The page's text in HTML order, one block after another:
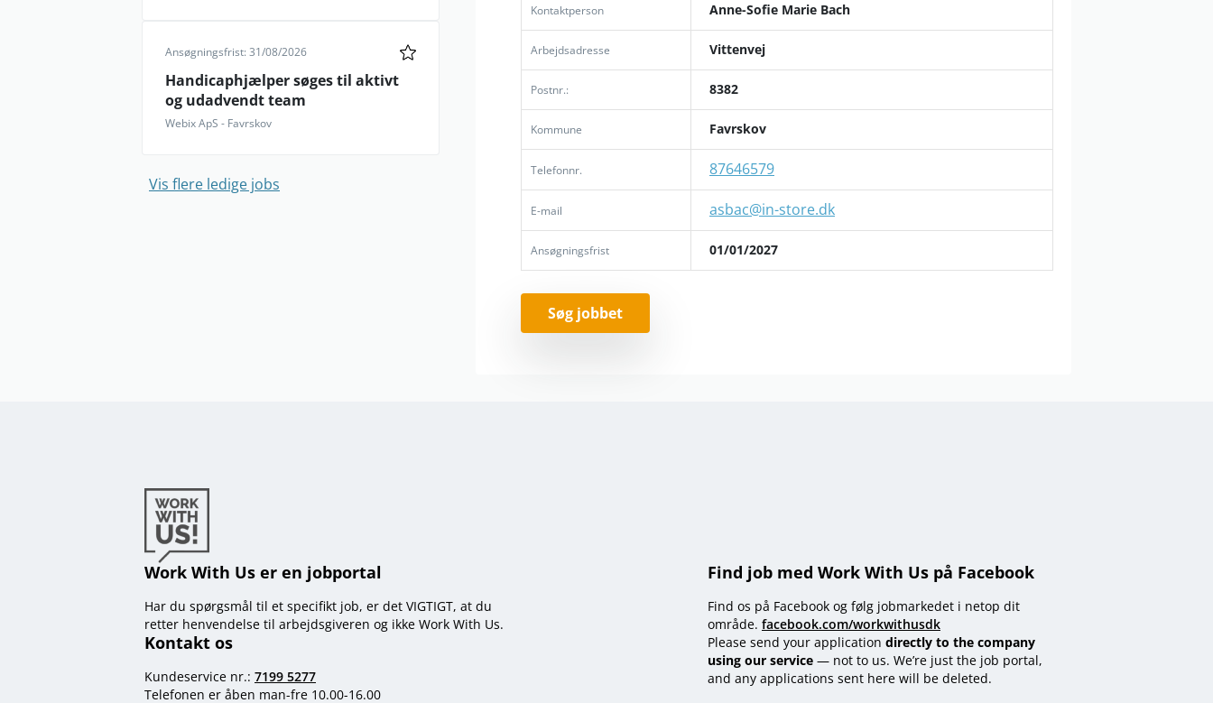
Ansøgningsfrist: 31/08/2026
Handicaphjælper søges til aktivt
og udadvendt team
Webix ApS - Favrskov
Vis flere ledige jobs
Kontaktperson Anne-Sofie Marie Bach
Arbejdsadresse Vittenvej
Postnr.: 8382
Kommune Favrskov
Telefonnr. 87646579
E-mail asbac@in-store.dk
Ansøgningsfrist 01/01/2027
Søg jobbet
Work With Us er en jobportal
Har du spørgsmål til et specifikt job, er det VIGTIGT, at du
retter henvendelse til arbejdsgiveren og ikke Work With Us.
Find job med Work With Us på Facebook
Find os på Facebook og følg jobmarkedet i netop dit
område. facebook.com/workwithusdk
Kontakt os
Kundeservice nr.: 7199 5277
Telefonen er åben man-fre 10.00-16.00
Please send your application directly to the company
using our service — not to us. We’re just the job portal,
and any applications sent here will be deleted.